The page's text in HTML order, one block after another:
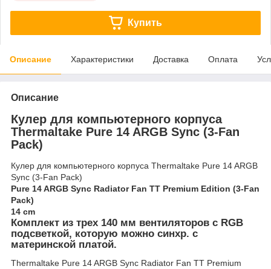
Купить
Описание Характеристики Доставка Оплата
Описание
Кулер для компьютерного корпуса
Thermaltake Pure 14 ARGB Sync (3-Fan
Pack)
Кулер для компьютерного корпуса Thermaltake Pure 14 ARGB
Sync (3-Fan Pack)
Pure 14 ARGB Sync Radiator Fan TT Premium Edition (3-Fan
Pack)
14 cm
Комплект из трех 140 мм вентиляторов с RGB
подсветкой, которую можно синхр. с
материнской платой.
Thermaltake Pure 14 ARGB Sync Radiator Fan TT Premium